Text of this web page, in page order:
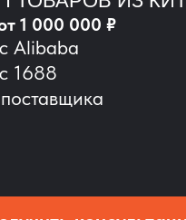
ЗАЯВКУ
с расчётом и фото после